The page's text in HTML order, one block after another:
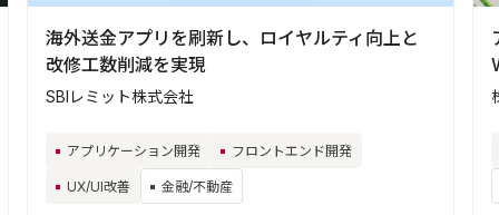
海外送金アプリを刷新し、ロイヤルティ向上と
改修工数削減を実現
SBIレミット株式会社
アプリケーション開発 フロントエンド開発
UX/UI改善 金融/不動産